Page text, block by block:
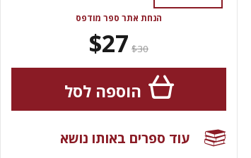
הנחת אתר ספר מודפס
$30
$27
הוספה לסל
עוד ספרים באותו נושא